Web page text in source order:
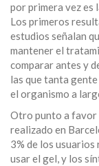
por primera vez es
Los primeros
estudios señalan
mantener el
comparar antes y
las que tanta
el organismo a
Otro punto a favor
realizado en
3% de los
usar el gel, y los